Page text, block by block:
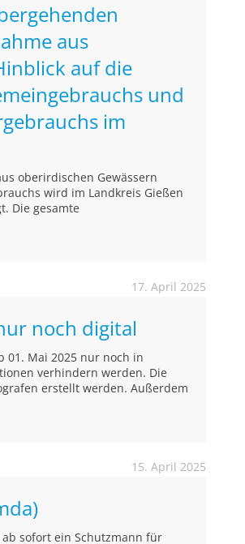
aus
auf die
und
im
oberirdischen Gewässern
wird im Landkreis Gießen
Die gesamte
17. April 2025
noch digital
01. Mai 2025 nur noch in
verhindern werden. Die
erstellt werden. Außerdem
15. April 2025
sofort ein Schutzmann für